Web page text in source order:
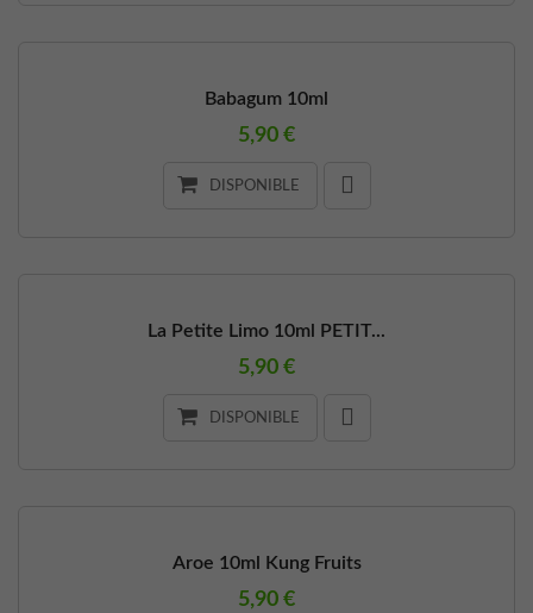
Babagum 10ml
5,90 €
DISPONIBLE
La Petite Limo 10ml PETIT...
5,90 €
DISPONIBLE
Aroe 10ml Kung Fruits
5,90 €